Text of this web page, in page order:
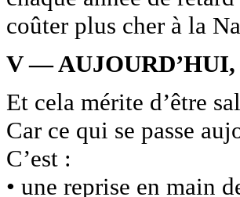
coûter plus cher à la
V —
Et cela mérite d’être
Car ce qui se passe
C’est :
• une reprise en main